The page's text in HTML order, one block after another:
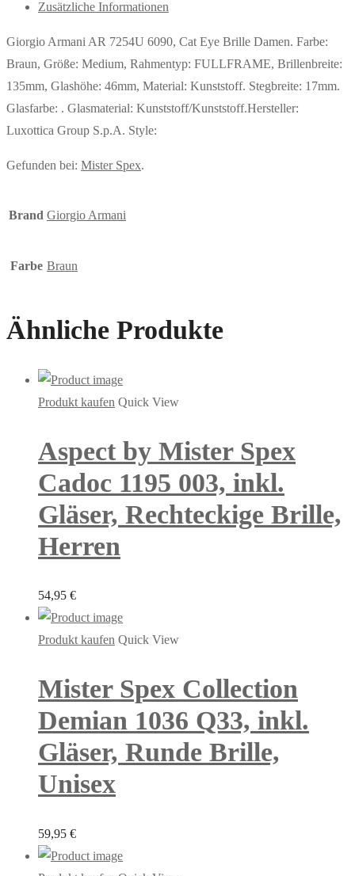
Zusätzliche Informationen
Giorgio Armani AR 7254U 6090, Cat Eye Brille Damen. Farbe:
Braun, Größe: Medium, Rahmentyp: FULLFRAME, Brillenbreite:
135mm, Glashöhe: 46mm, Material: Kunststoff. Stegbreite: 17mm.
Glasfarbe: . Glasmaterial: Kunststoff/Kunststoff.Hersteller:
Luxottica Group S.p.A. Style:
Gefunden bei: Mister Spex.
Brand Giorgio Armani
Farbe Braun
Ähnliche Produkte
Produkt kaufen Quick View
Aspect by Mister Spex
Cadoc 1195 003, inkl.
Gläser, Rechteckige Brille,
Herren
54,95 €
Produkt kaufen Quick View
Mister Spex Collection
Demian 1036 Q33, inkl.
Gläser, Runde Brille,
Unisex
59,95 €